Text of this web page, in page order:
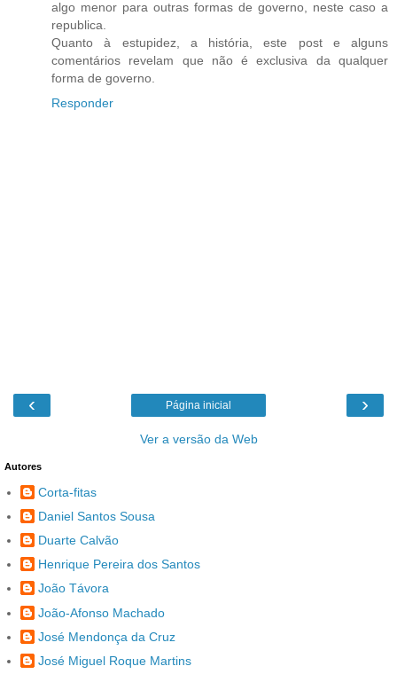
algo menor para outras formas de governo, neste caso a
republica.
Quanto à estupidez, a história, este post e alguns
comentários revelam que não é exclusiva da qualquer
forma de governo.
Responder
‹ ›
Página inicial
Ver a versão da Web
Autores
Corta-fitas
Daniel Santos Sousa
Duarte Calvão
Henrique Pereira dos Santos
João Távora
João-Afonso Machado
José Mendonça da Cruz
José Miguel Roque Martins